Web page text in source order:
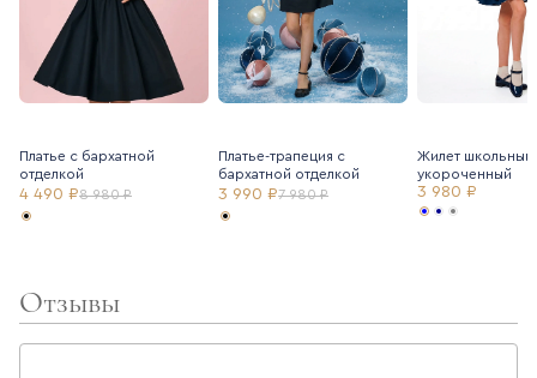
Платье с бархатной
отделкой
4 490 ₽8 980 ₽
Платье-трапеция с
бархатной отделкой
3 990 ₽7 980 ₽
Жилет школьный
укороченный
3 980 ₽
Отзывы